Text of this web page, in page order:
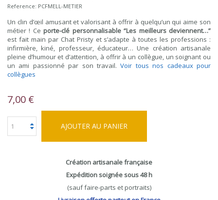
Reference: PCFMELL-METIER
Un clin d’œil amusant et valorisant à offrir à quelqu’un qui aime son
métier ! Ceporte-clé personnalisable “Les meilleurs deviennent…”
est fait main par Chat Pristy et s’adapte à toutes les professions :
infirmière, kiné, professeur, éducateur… Une création artisanale
pleine d’humour et d’attention, à offrir à un collègue, un soignant ou
un ami passionné par son travail.Voir tous nos cadeaux pour
collègues
7,00 €
AJOUTER AU PANIER
Création artisanale française
Expédition soignée sous 48 h
(sauf faire-parts et portraits)